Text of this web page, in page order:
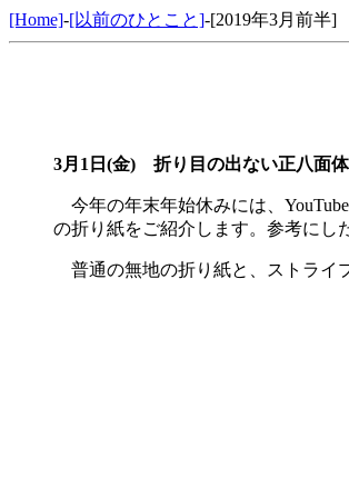
[Home]-[以前のひとこと]-[2019年3月前半]
3月1日(金) 折り目の出ない正八面
今年の年末年始休みには、
の折り紙をご紹介します。参考にし
普通の無地の折り紙と、ストライ